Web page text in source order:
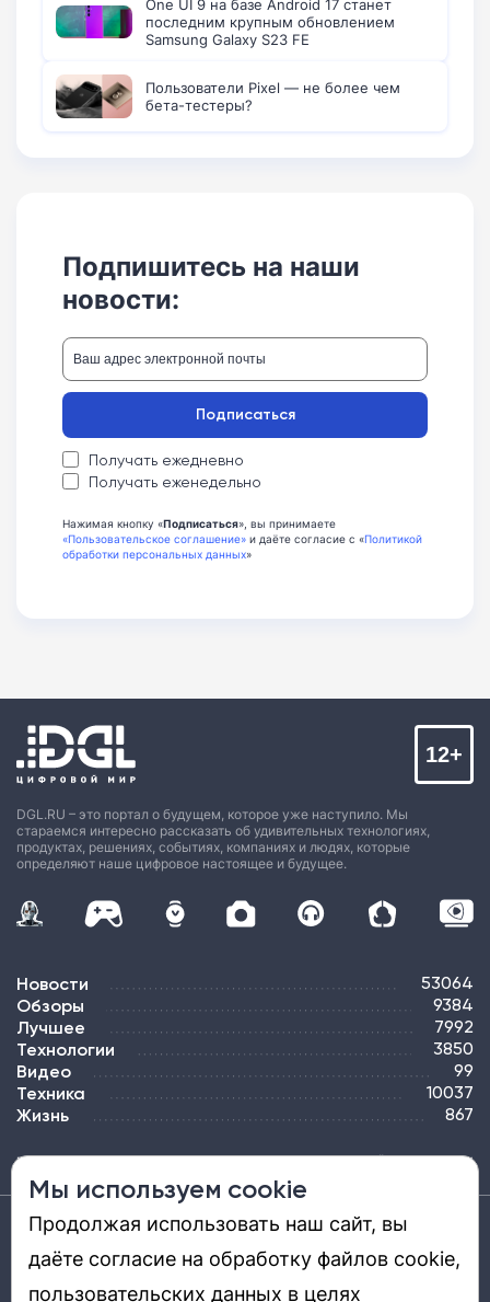
One UI 9 на базе Android 17 станет
последним крупным обновлением
Samsung Galaxy S23 FE
Пользователи Pixel — не более чем
бета-тестеры?
Подпишитесь на наши
новости:
Получать ежедневно
Получать еженедельно
Подписаться
Нажимая кнопку «Подписаться», вы принимаете
«Пользовательское соглашение» и даёте согласие с «Политикой
обработки персональных данных»
DGL.RU – это портал о будущем, которое уже наступило. Мы
стараемся интересно рассказать об удивительных технологиях,
продуктах, решениях, событиях, компаниях и людях, которые
определяют наше цифровое настоящее и будущее.
12+
Новости 53064
Обзоры 9384
Лучшее 7992
Технологии 3850
Видео 99
Техника 10037
Жизнь 867
ПОДПИСКА РЕКЛАМА КОНТАКТЫ КАРТА САЙТА ТЭГИ
Средство массовой информации «DGL.RU — Цифровой мир» (www.dgl.ru).
Реестровая запись средства массовой информации (СМИ) сетевого издания ЭЛ №
ФС 77 - 81669, выдано Роскомнадзором 27.08.2021. Учредитель: ООО «ДиДжиЭль».
Главный редактор: Шкред Т. В. Телефон редакции +7901-907-1590. Адрес
Перепечатка материалов и использование их в любой форме, в том числе и в
Мы используем cookie
Продолжая использовать наш сайт, вы
даёте согласие на обработку файлов cookie,
пользовательских данных в целях